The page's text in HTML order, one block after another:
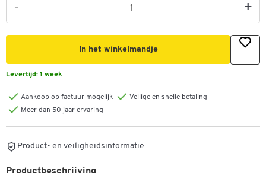
- +
In het winkelmandje
Levertijd: 1 week
Aankoop op factuur mogelijk
Veilige en snelle betaling
Meer dan 50 jaar ervaring
Product- en veiligheidsinformatie